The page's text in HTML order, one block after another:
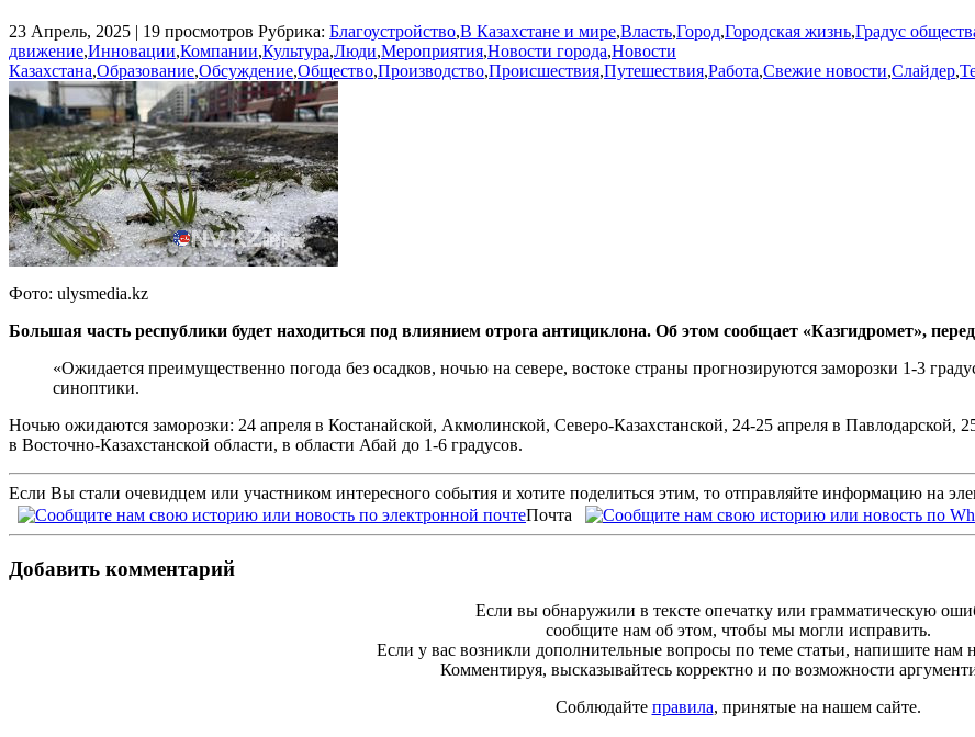
23 Апрель, 2025 | 19 просмотров Рубрика: Благоустройство,В Казахстане и мире,Власть,Город,Городская жизнь,Градус
движение,Инновации,Компании,Культура,Люди,Мероприятия,Новости города,Новости
Казахстана,Образование,Обсуждение,Общество,Производство,Происшествия,Путешествия,Работа,Свежие новости,Слайдер,
Фото: ulysmedia.kz
Большая часть республики будет находиться под влиянием отрога антициклона. Об этом сообщает «Казгидромет»,
«Ожидается преимущественно погода без осадков, ночью на севере, востоке страны прогнозируются заморозки 1-3
синоптики.
Ночью ожидаются заморозки: 24 апреля в Костанайской, Акмолинской, Северо-Казахстанской, 24-25 апреля в Павлодарской,
в Восточно-Казахстанской области, в области Абай до 1-6 градусов.
Если Вы стали очевидцем или участником интересного события и хотите поделиться этим, то отправляйте информацию на
Почта
Добавить комментарий
Если вы обнаружили в тексте опечатку или грамматическую
сообщите нам об этом, чтобы мы могли исправить.
Если у вас возникли дополнительные вопросы по теме статьи, напишите нам
Комментируя, высказывайтесь корректно и по возможности
Соблюдайте правила, принятые на нашем сайте.